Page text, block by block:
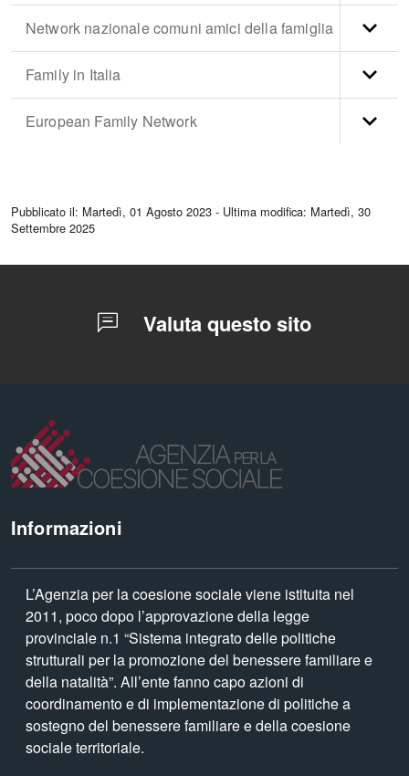
Network nazionale comuni amici della famiglia
Family in Italia
European Family Network
del
contenuto
Pubblicato il: Martedì, 01 Agosto 2023 - Ultima modifica: Martedì, 30
Settembre 2025
Valuta questo sito
Informazioni
L’Agenzia per la coesione sociale viene istituita nel
2011, poco dopo l’approvazione della legge
provinciale n.1 “Sistema integrato delle politiche
strutturali per la promozione del benessere familiare e
della natalità”. All’ente fanno capo azioni di
coordinamento e di implementazione di politiche a
sostegno del benessere familiare e della coesione
sociale territoriale.